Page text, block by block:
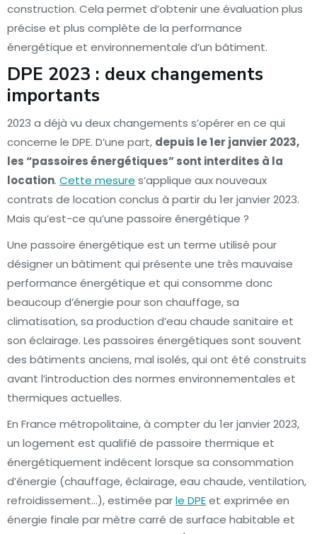
construction. Cela permet d’obtenir une évaluation plus
précise et plus complète de la performance
énergétique et environnementale d’un bâtiment.
DPE 2023 : deux changements
importants
2023 a déjà vu deux changements s’opérer en ce qui
concerne le DPE. D’une part, depuis le 1er janvier 2023,
les “passoires énergétiques” sont interdites à la
location. Cette mesure s’applique aux nouveaux
contrats de location conclus à partir du 1er janvier 2023.
Mais qu’est-ce qu’une passoire énergétique ?
Une passoire énergétique est un terme utilisé pour
désigner un bâtiment qui présente une très mauvaise
performance énergétique et qui consomme donc
beaucoup d’énergie pour son chauffage, sa
climatisation, sa production d’eau chaude sanitaire et
son éclairage. Les passoires énergétiques sont souvent
des bâtiments anciens, mal isolés, qui ont été construits
avant l’introduction des normes environnementales et
thermiques actuelles.
En France métropolitaine, à compter du 1er janvier 2023,
un logement est qualifié de passoire thermique et
énergétiquement indécent lorsque sa consommation
d’énergie (chauffage, éclairage, eau chaude, ventilation,
refroidissement…), estimée parle DPEet exprimée en
énergie finale par mètre carré de surface habitable et